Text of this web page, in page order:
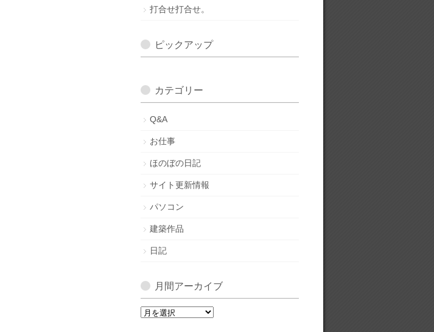
打合せ打合せ。
ピックアップ
カテゴリー
Q&A
お仕事
ほのぼの日記
サイト更新情報
パソコン
建築作品
日記
月間アーカイブ
月